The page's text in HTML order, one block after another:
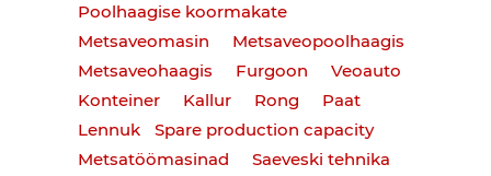
Poolhaagise koormakate
Metsaveomasin
Metsaveopoolhaagis
Metsaveohaagis
Furgoon
Veoauto
Konteiner
Kallur Rong
Paat
Lennuk
Spare production capacity
Metsatöömasinad
Saeveski tehnika